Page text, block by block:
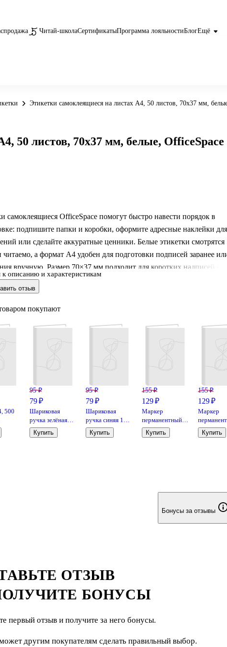
Читай-школаСертификатыПрограмма лояльностиБлогЕщё
Этикетки самоклеящиеся на листах А4, 50 листов, 70х37 мм,
отзыв
самоклеящиеся OfficeSpace помогут быстро навести порядок в
подпишите папки и коробки, оформите адресные наклейки для
или сделайте аккуратные ценники. Белые этикетки смотрятся
читаемо, а формат А4 удобен для подготовки подписей заранее
вручную. Размер 70×37 мм подходит для коротких надписей и
Клеевой слой надёжно фиксируется на большинстве гладких
— можно наклеить ровно и без лишних усилий.
описанию и характеристикам
покупают
500
95 ₽
79 ₽
Шариковая
ручка зелёная
0,5 мм, Element,
Schiller
Купить
95 ₽
79 ₽
Шариковая
ручка синяя 1
мм, Round Stic,
Bic
Купить
155 ₽
129 ₽
Маркер
перманентный
синий 2,5 мм,
GoodMark
Купить
155 ₽
129 ₽
Маркер
чёрный 5
Купить
50 листов, 70х37 мм, белые, OfficeSpace
Бонусы за отзывы
ОТЗЫВ
БОНУСЫ
первый отзыв и получите за него бонусы.
другим покупателям сделать правильный выбор.